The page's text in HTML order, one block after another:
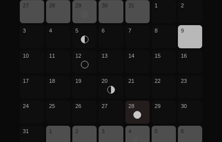
27 28 29 30 31 1 2
3 4 5 6 7 8 9
10 11 12 13 14 15 16
17 18 19 20 21 22 23
24 25 26 27 28 29 30
31 1 2 3 4 5 6